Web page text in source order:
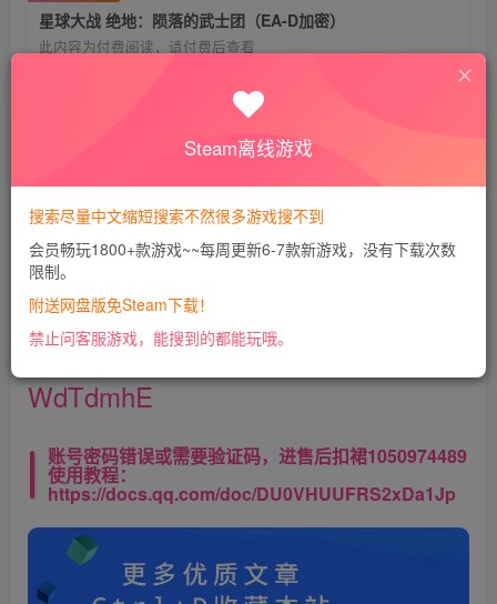
星球大战 绝地：陨落的武士团（EA-D加密）
此内容为付费阅读，请付费后查看
开通会员
【星球大战免橘子教程】
https://docs.qq.com/doc/DVFBxeVhiV
WdTdmhE
账号密码错误或需要验证码，进售后扣裙1050974489
使用教程：
https://docs.qq.com/doc/DU0VHUUFRS2xDa1Jp
Steam离线游戏
搜索尽量中文缩短搜索不然很多游戏搜不到
会员畅玩1800+款游戏~~每周更新6-7款新游戏，没有下载次数
限制。
附送网盘版免Steam下载！
禁止问客服游戏，能搜到的都能玩哦。